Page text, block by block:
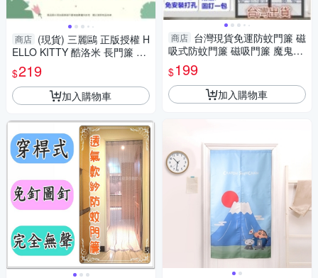
商店 (現貨) 三麗鷗 正版授權 H
ELLO KITTY 酷洛米 長門簾 卡
$219
加入購物車
商店 台灣現貨免運防蚊門簾 磁
吸式防蚊門簾 磁吸門簾 魔鬼氈
靜音 門簾
$199
加入購物車